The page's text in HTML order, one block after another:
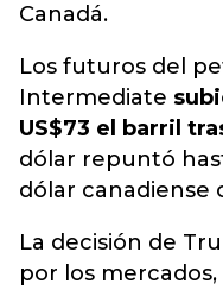
Canadá.
Los futuros del
Intermediate
US$73 el barril
dólar repuntó
dólar canadiense
La decisión de
por los